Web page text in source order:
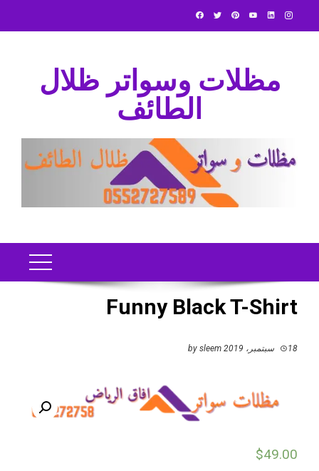
مظلات وسواتر ظلال
الطائف
Funny Black T-Shirt
18 سبتمبر، 2019 sleem
$49.00